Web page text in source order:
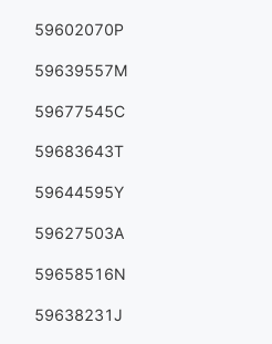
59602070P
59639557M
59677545C
59683643T
59644595Y
59627503A
59658516N
59638231J